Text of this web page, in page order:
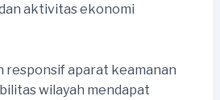
aktivitas ekonomi
responsif aparat keamanan
wilayah mendapat